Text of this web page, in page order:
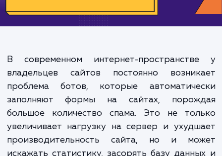
*Каждый заказ индивидуален. Указаны средние значения цены и срока.
ЗАКАЗАТЬ УСЛУГУ
В современном интернет-
владельцев сайтов постоянно
проблема ботов, которые
заполняют формы на сайтах,